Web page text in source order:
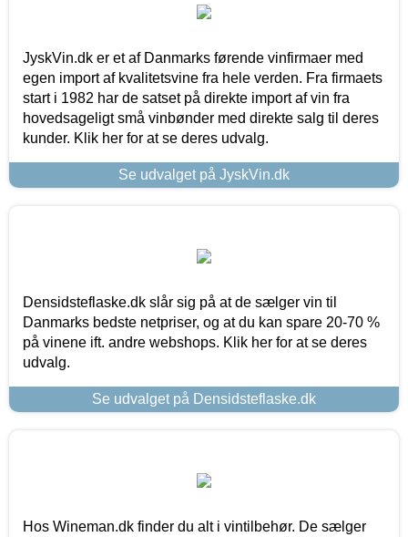
JyskVin.dk er et af Danmarks førende vinfirmaer med
egen import af kvalitetsvine fra hele verden. Fra firmaets
start i 1982 har de satset på direkte import af vin fra
hovedsageligt små vinbønder med direkte salg til deres
kunder. Klik her for at se deres udvalg.
Se udvalget på JyskVin.dk
Densidsteflaske.dk slår sig på at de sælger vin til
Danmarks bedste netpriser, og at du kan spare 20-70 %
på vinene ift. andre webshops. Klik her for at se deres
udvalg.
Se udvalget på Densidsteflaske.dk
Hos Wineman.dk finder du alt i vintilbehør. De sælger